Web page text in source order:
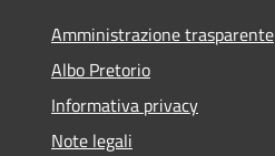
Amministrazione trasparente
Albo Pretorio
Informativa privacy
Note legali